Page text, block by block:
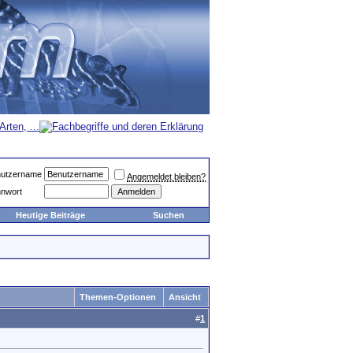
Angemeldet bleiben?
Heutige Beiträge Suchen
Themen-Optionen Ansicht
#1